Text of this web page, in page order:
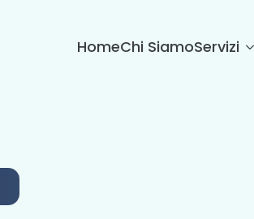
HomeChi SiamoServizi